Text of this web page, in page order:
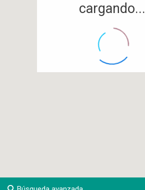
cargando...